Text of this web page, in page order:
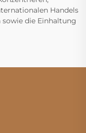
Handels
die Einhaltung